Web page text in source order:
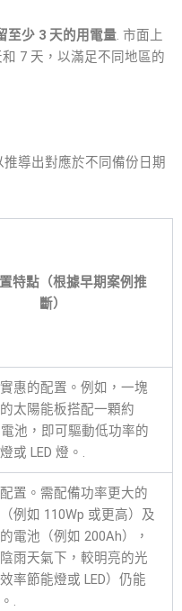
至少 3 天的用電量. 市面上
7 天，以滿足不同地區的
導出對應於不同備份日期
特點（根據早期案例推
斷）
惠的配置。例如，一塊
太陽能板搭配一顆約
池，即可驅動低功率的
或 LED 燈。.
置。需配備功率更大的
例如 110Wp 或更高）及
電池（例如 200Ah），
雨天氣下，較明亮的光
率節能燈或 LED）仍能
.